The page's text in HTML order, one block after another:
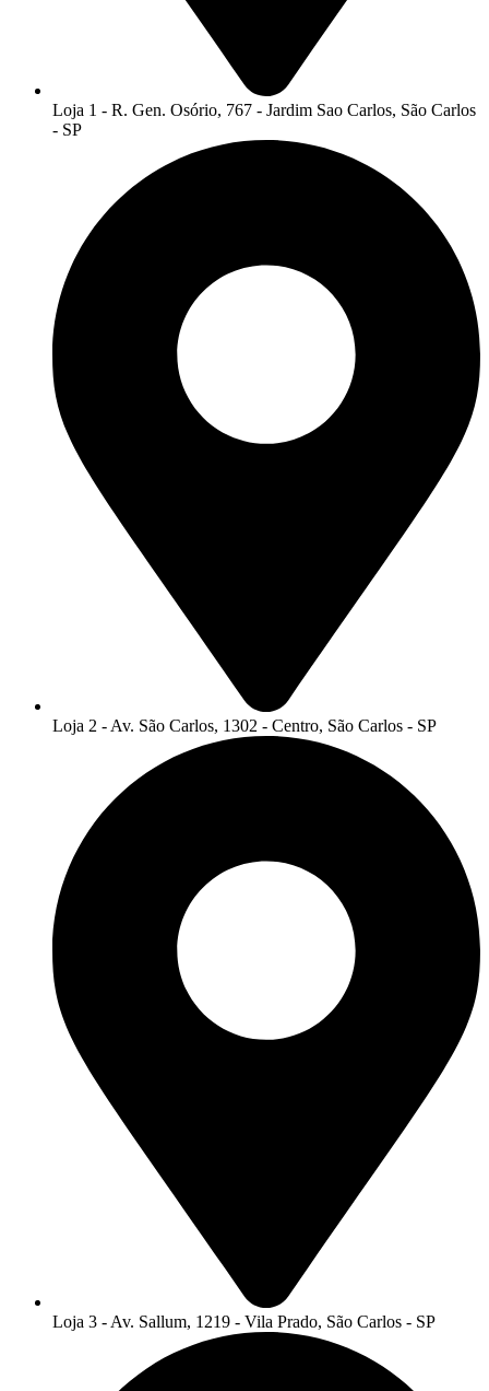
Loja 1 - R. Gen. Osório, 767 - Jardim Sao Carlos, São Carlos
- SP
Loja 2 - Av. São Carlos, 1302 - Centro, São Carlos - SP
Loja 3 - Av. Sallum, 1219 - Vila Prado, São Carlos - SP